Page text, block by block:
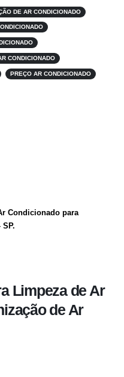
DE AR CONDICIONADO
CONDICIONADO
PREÇO AR CONDICIONADO
Condicionado para
Limpeza de Ar
de Ar